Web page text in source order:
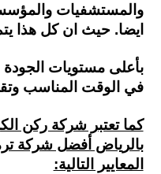
والمستشفيات
ايضا.حيث ان كل هذا
بأعلى مستويات الجودة
في الوقت المناسب
كما تعتبر شركة ركن
بالرياض أفضل شركة
المعايير التالية: